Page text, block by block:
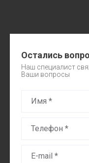
Остались
Наш специалист
Ваши вопросы